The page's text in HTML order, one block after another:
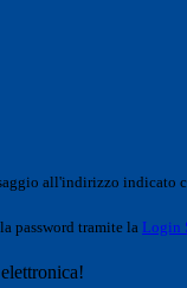
all'indirizzo indicato
password tramite la Login